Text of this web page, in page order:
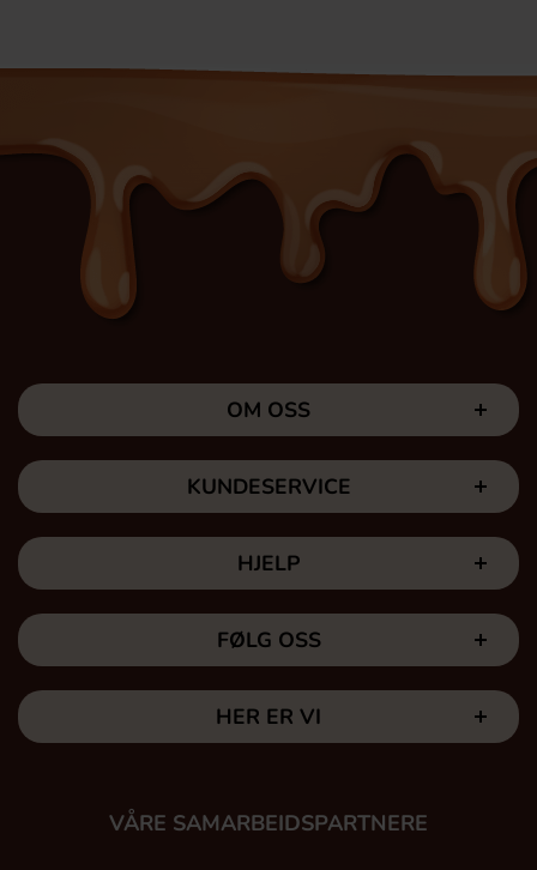
OM OSS
KUNDESERVICE
HJELP
FØLG OSS
HER ER VI
VÅRE SAMARBEIDSPARTNERE